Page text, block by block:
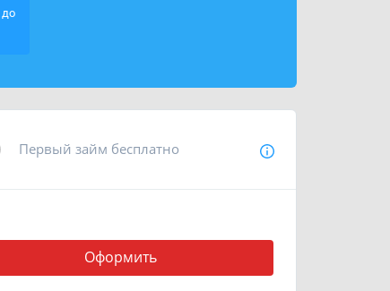
Первый займ бесплатно
Оформить